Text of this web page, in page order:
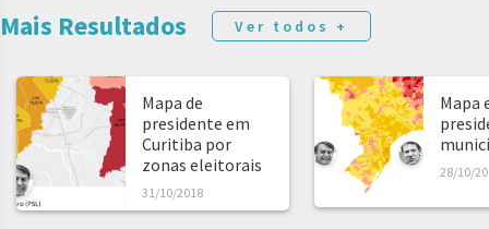
Mais Resultados Ver todos +
Mapa de
presidente em
Curitiba por
zonas eleitorais
31/10/2018
Mapa
28/10/